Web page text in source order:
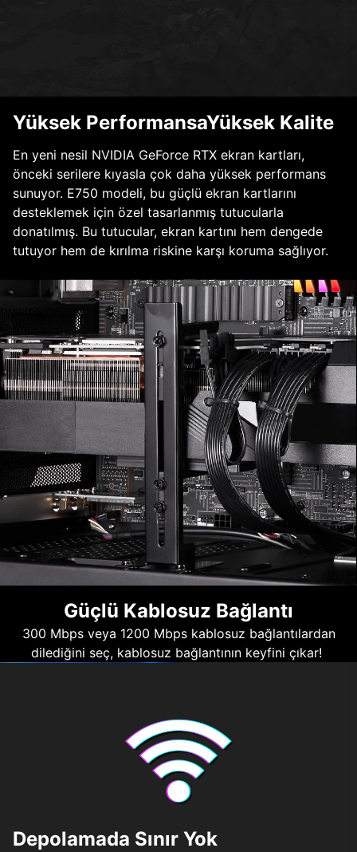
Yüksek PerformansaYüksek Kalite
En yeni nesil NVIDIA GeForce RTX ekran kartları,
önceki serilere kıyasla çok daha yüksek performans
sunuyor. E750 modeli, bu güçlü ekran kartlarını
desteklemek için özel tasarlanmış tutucularla
donatılmış. Bu tutucular, ekran kartını hem dengede
tutuyor hem de kırılma riskine karşı koruma sağlıyor.
Güçlü Kablosuz Bağlantı
300 Mbps veya 1200 Mbps kablosuz bağlantılardan
dilediğini seç, kablosuz bağlantının keyfini çıkar!
Depolamada Sınır Yok